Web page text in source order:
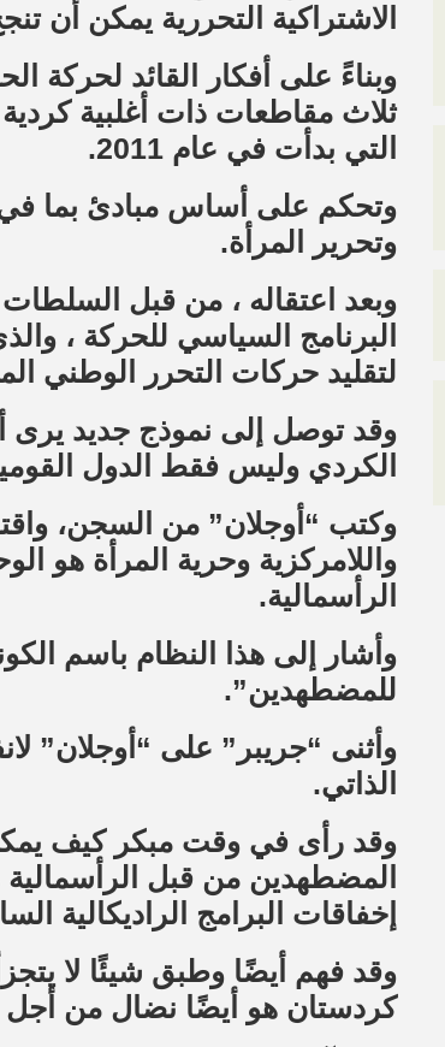
الاشتراكية التحررية يمكن أن
وبناءً على أفكار القائد لحركة
ثلاث مقاطعات ذات أغلبية
التي بدأت في عام 2011.
وتحكم على أساس مبادئ بما في
وتحرير المرأة.
البرنامج السياسي للحركة ،
لتقليد حركات التحرر الوطني
وقد توصل إلى نموذج جديد يرى
الكردي وليس فقط الدول
وكتب “أوجلان” من السجن،
واللامركزية وحرية المرأة هو
الرأسمالية.
وأشار إلى هذا النظام باسم
للمضطهدين”.
وأثنى “جريبر” على “أوجلان”
الذاتي.
وقد رأى في وقت مبكر كيف يمكن
المضطهدين من قبل الرأسمالية
إخفاقات البرامج الراديكالية
وقد فهم أيضًا وطبق شيئًا لا
كردستان هو أيضًا نضال من أجل